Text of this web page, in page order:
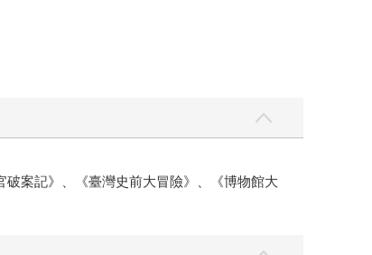
案記》、《臺灣史前大冒險》、《博物館大